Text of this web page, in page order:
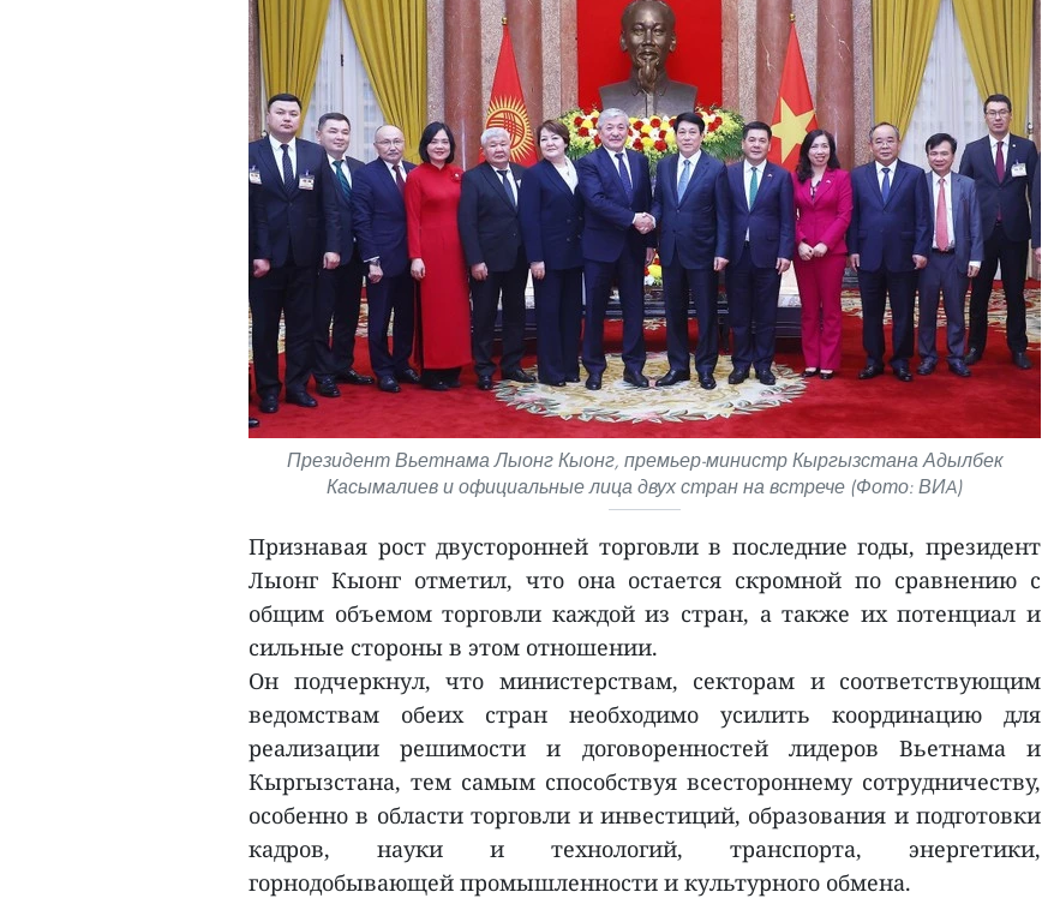
Президент Вьетнама Лыонг Кыонг, премьер-министр Кыргызстана Адылбек
Касымалиев и официальные лица двух стран на встрече (Фото: ВИA)
Признавая рост двусторонней торговли в последние годы, президент
Лыонг Кыонг отметил, что она остается скромной по сравнению с
общим объемом торговли каждой из стран, а также их потенциал и
сильные стороны в этом отношении.
Он подчеркнул, что министерствам, секторам и соответствующим
ведомствам обеих стран необходимо усилить координацию для
реализации решимости и договоренностей лидеров Вьетнама и
Кыргызстана, тем самым способствуя всестороннему сотрудничеству,
особенно в области торговли и инвестиций, образования и подготовки
кадров, науки и технологий, транспорта, энергетики,
горнодобывающей промышленности и культурного обмена.